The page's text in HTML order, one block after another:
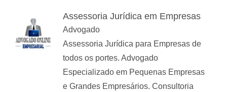
Assessoria Jurídica em Empresas
Advogado
Assessoria Jurídica para Empresas de
todos os portes. Advogado
Especializado em Pequenas Empresas
e Grandes Empresários. Consultoria